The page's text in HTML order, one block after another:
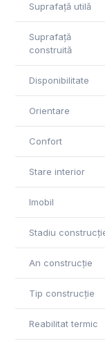
Suprafață utilă
Suprafață
construită
Disponibilitate
Orientare
Confort
Stare interior
Imobil
Stadiu
An construcție
Tip construcție
Reabilitat termic